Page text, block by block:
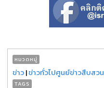
หมวดหมู่
ข่าว|ข่าวทั่วไปศูนย์ข่าวสืบสวน
TAGS